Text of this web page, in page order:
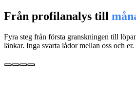
Från profilanalys till
Fyra steg från första granskningen till
länkar. Inga svarta lådor mellan oss och er.